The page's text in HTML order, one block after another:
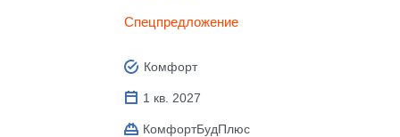
Спецпредложение
Комфорт
1 кв. 2027
КомфортБудПлюс